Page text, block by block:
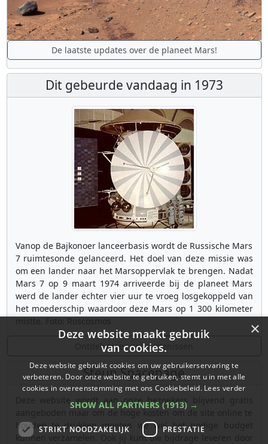
De laatste updates over de planeet Mars!
Dit gebeurde vandaag in 1973
Vanop de Bajkonoer lanceerbasis wordt de Russische Mars
7 ruimtesonde gelanceerd. Het doel van deze missie was
om een lander naar het Marsoppervlak te brengen. Nadat
Mars 7 op 9 maart 1974 arriveerde bij de planeet Mars
werd de lander echter vier uur te vroeg losgekoppeld van
het moederschip waardoor deze Mars op 1 300 kilometer
Ontdek meer gebeurtenissen
Steun Spacepage
Deze website wordt aan onze bezoekers blijvend gratis
aangeboden maar om de hoge kosten om de site online te
houden te drukken moeten we wel het nodige budget
kunnen verzamelen. Ook jij kunt uw bijdrage leveren door
×
Deze website maakt gebruik
van cookies.
Deze website gebruikt cookies om uw gebruikerservaring te
verbeteren. Door onze website te gebruiken, stemt u in met alle
cookies in overeenstemming met ons Cookiebeleid. Lees verder
SHOW ALL PARTNERS (1913) →
STRIKT NOODZAKELIJK PRESTATIE